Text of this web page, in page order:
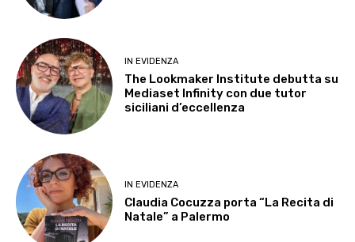
IN EVIDENZA
The Lookmaker Institute debutta su
Mediaset Infinity con due tutor
siciliani d’eccellenza
IN EVIDENZA
Claudia Cocuzza porta “La Recita di
Natale” a Palermo